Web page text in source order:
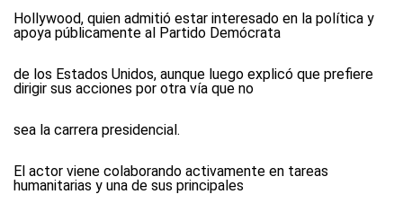
Hollywood, quien admitió estar interesado en la política y
apoya públicamente al Partido Demócrata
de los Estados Unidos, aunque luego explicó que prefiere
dirigir sus acciones por otra vía que no
sea la carrera presidencial.
El actor viene colaborando activamente en tareas
humanitarias y una de sus principales